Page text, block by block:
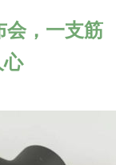
会，一支筋
心